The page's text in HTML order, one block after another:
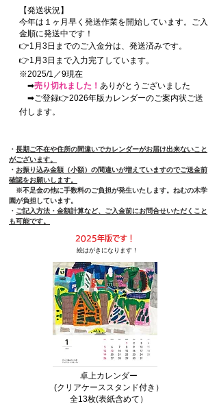
​【発送状況】
今年は１ヶ月早く発送作業を開始しています。ご入
金順に発送中です！
👉1月3日までのご入金分は、 発送済みです。
👉1月3日まで入力完了しています。
※2025/1／9現在
➡売り切れました！ ありがとうございました
➡ご登録👉2026年版カレンダーのご案内状ご送
付します。
​・ 長期ご不在や住所の間違いでカレンダーがお届け出来ないこと
がございます。
・ お振り込み金額（小額）の間違いが増えていますのでご送金前
確認をお願いします。
※不足金の他に手数料のご負担が発生いたします。ねむの木学
園が負担しています。
・ ご記入方法・金額計算など、ご入金前にお問合せいただくこと
も可能です。
2025年版です！
絵はがきになります！
卓上カレンダー
​(クリアケーススタンド付き）
​全13枚(表紙含めて）